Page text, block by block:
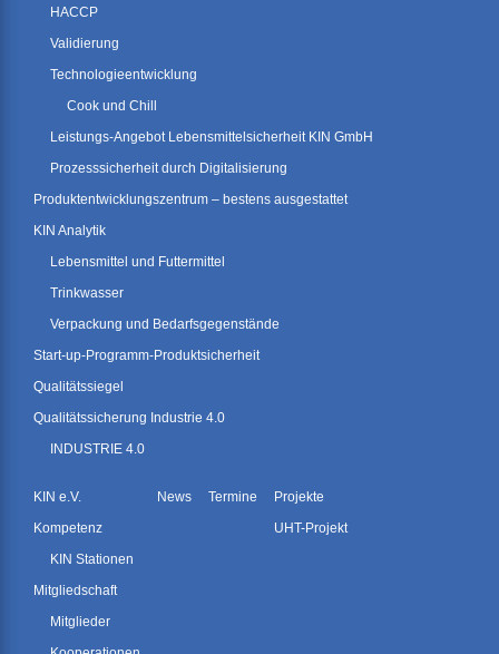
HACCP
Validierung
Technologieentwicklung
Cook und Chill
Leistungs-Angebot Lebensmittelsicherheit KIN GmbH
Prozesssicherheit durch Digitalisierung
Produktentwicklungszentrum – bestens ausgestattet
KIN Analytik
Lebensmittel und Futtermittel
Trinkwasser
Verpackung und Bedarfsgegenstände
Start-up-Programm-Produktsicherheit
Qualitätssiegel
Qualitätssicherung Industrie 4.0
INDUSTRIE 4.0
KIN e.V.
Kompetenz
KIN Stationen
Mitgliedschaft
Mitglieder
News Termine
Projekte
UHT-Projekt